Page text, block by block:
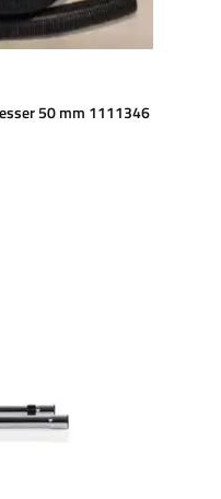
50 mm 1111346